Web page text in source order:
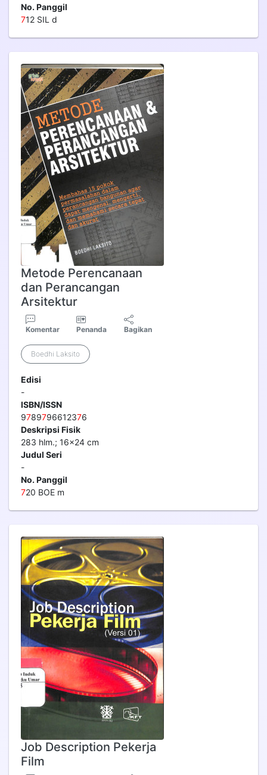
No. Panggil
712 SIL d
Metode Perencanaan
dan Perancangan
Arsitektur
Komentar Penanda Bagikan
Boedhi Laksito
Edisi
-
ISBN/ISSN
9789796612376
Deskripsi Fisik
283 hlm.; 16x24 cm
Judul Seri
-
No. Panggil
720 BOE m
Job Description Pekerja
Film